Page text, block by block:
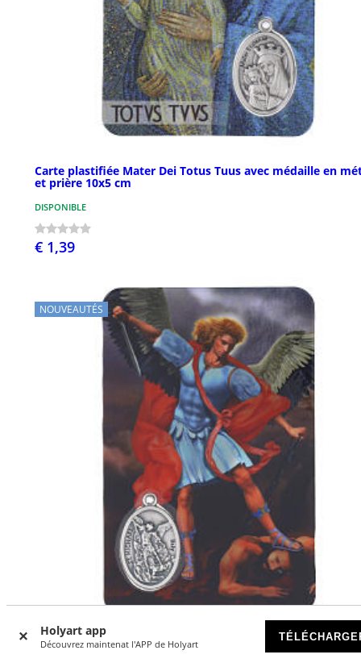
Holyart app
Découvrez maintenat l'APP de Holyart
Carte plastifiée Mater Dei Totus Tuus avec médaille en
et prière 10x5 cm
DISPONIBLE
€ 1,39
NOUVEAUTÉS
Image plastifiée Saint Michel Archange avec médaille en